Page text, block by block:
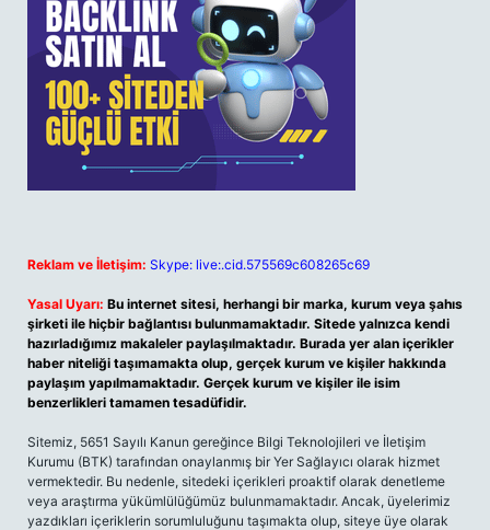
Reklam ve İletişim: Skype: live:.cid.575569c608265c69
Yasal Uyarı: Bu internet sitesi, herhangi bir marka, kurum veya şahıs
şirketi ile hiçbir bağlantısı bulunmamaktadır. Sitede yalnızca kendi
hazırladığımız makaleler paylaşılmaktadır. Burada yer alan içerikler
haber niteliği taşımamakta olup, gerçek kurum ve kişiler hakkında
paylaşım yapılmamaktadır. Gerçek kurum ve kişiler ile isim
benzerlikleri tamamen tesadüfidir.
Sitemiz, 5651 Sayılı Kanun gereğince Bilgi Teknolojileri ve İletişim
Kurumu (BTK) tarafından onaylanmış bir Yer Sağlayıcı olarak hizmet
vermektedir. Bu nedenle, sitedeki içerikleri proaktif olarak denetleme
veya araştırma yükümlülüğümüz bulunmamaktadır. Ancak, üyelerimiz
yazdıkları içeriklerin sorumluluğunu taşımakta olup, siteye üye olarak